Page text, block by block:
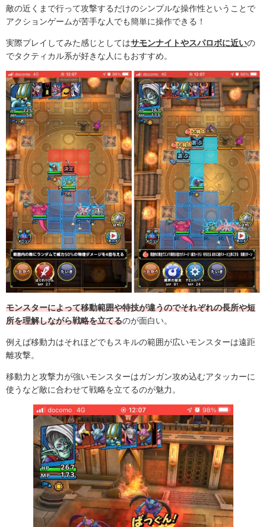
敵の近くまで行って攻撃するだけのシンプルな操作性ということで
アクションゲームが苦手な人でも簡単に操作できる！
実際プレイしてみた感じとしてはサモンナイトやスパロボに近いの
でタクティカル系が好きな人にもおすすめ。
モンスターによって移動範囲や特技が違うのでそれぞれの長所や短
所を理解しながら戦略を立てるのが面白い。
例えば移動力はそれほどでもスキルの範囲が広いモンスターは遠距
離攻撃。
移動力と攻撃力が強いモンスターはガンガン攻め込むアタッカーに
使うなど敵に合わせて戦略を立てるのが魅力。